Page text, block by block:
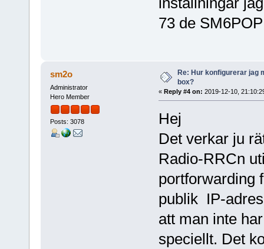
73 de
sm2o
Administrator
Hero Member
Posts: 3078
Re: Hur konfigurerar jag
box?
« Reply #4 on: 2019-12-10,
Hej
Det verkar ju
Radio-RRCn
portforwarding
publik IP-
att man inte
speciellt. Det